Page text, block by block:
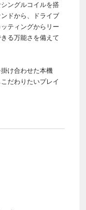
ングルコイルを搭
ドから、ドライブ
ティングからリー
る万能さを備えて
け合わせた本機
だわりたいプレイ